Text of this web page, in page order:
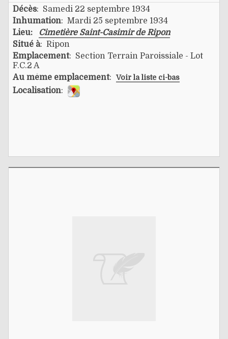
Décès: Samedi 22 septembre 1934
Inhumation: Mardi 25 septembre 1934
Lieu:
Cimetière Saint-Casimir de Ripon
Situé à: Ripon
Emplacement: Section Terrain Paroissiale - Lot
F.C.2 A
Au même emplacement: Voir la liste ci-bas
Localisation: